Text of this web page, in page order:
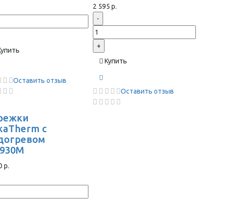
Оставить отзыв
2 595 р.
-
+
Купить
Оставить отзыв
с
р.